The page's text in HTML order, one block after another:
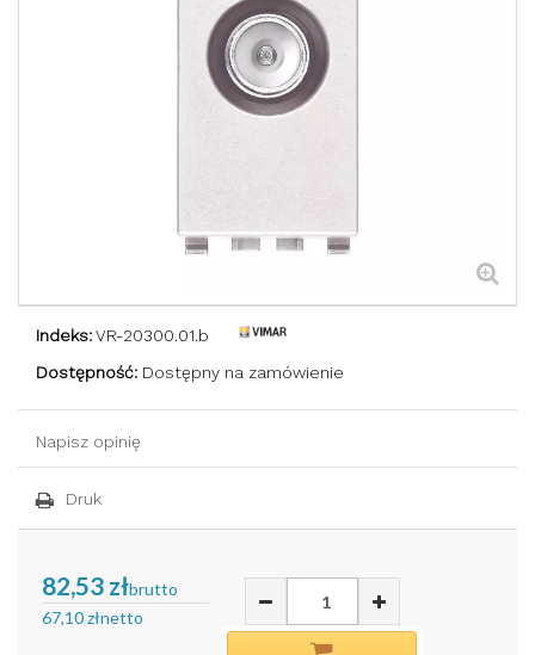
Indeks:VR-20300.01.b
Dostępność: Dostępny na zamówienie
Napisz opinię
Druk
82,53 złbrutto
67,10 złnetto